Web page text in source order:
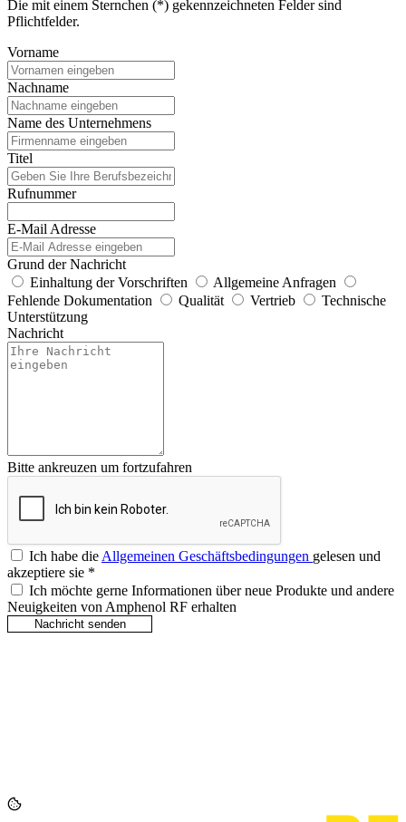
Die mit einem Sternchen (*) gekennzeichneten Felder sind
Pflichtfelder.
Vorname
Nachname
Name des Unternehmens
Titel
Rufnummer
E-Mail Adresse
Grund der Nachricht
Einhaltung der Vorschriften
Allgemeine Anfragen
Fehlende Dokumentation
Qualität Vertrieb
Technische
Unterstützung
Nachricht
Bitte ankreuzen um fortzufahren
Ich habe dieAllgemeinen Geschäftsbedingungen gelesen und
akzeptiere sie *
Ich möchte gerne Informationen über neue Produkte und andere
Neuigkeiten von Amphenol RF erhalten